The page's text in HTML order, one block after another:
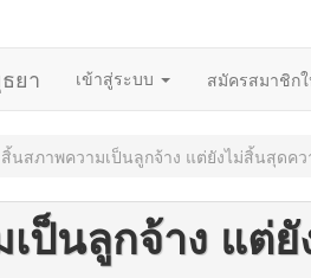
ยา เข้าสู่ระบบ สมัครสมาชิก
สิ้นสภาพความเป็นลูกจ้าง แต่ยังไม่สิ้นสุดค
ป็นลูกจ้าง แต่